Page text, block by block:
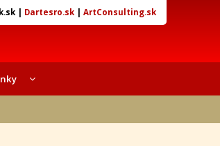
| Dartesro.sk| ArtConsulting.sk